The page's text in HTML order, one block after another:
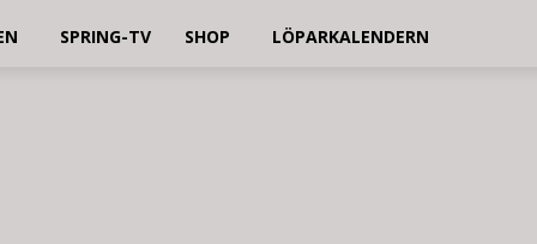
SPRING-TV SHOP LÖPARKALENDERN